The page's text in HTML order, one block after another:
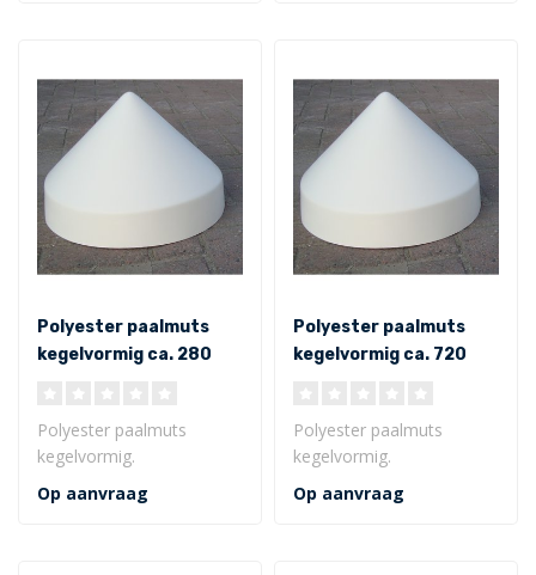
Polyester paalmuts
kegelvormig ca. 280
Polyester paalmuts
kegelvormig.
Afmeting van ø 285 x 185
x 55 mm (inwendig)
Op aanvraag
Polyester paalmuts
kegelvormig ca. 720
Polyester paalmuts
kegelvormig.
Afmeting van ø 720 x 270
x 75 mm (inwendig)
Op aanvraag